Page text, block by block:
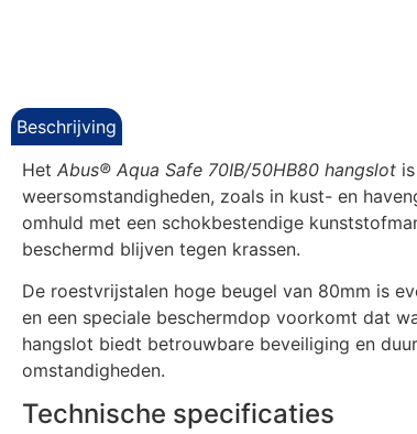
Beschrijving
Het Abus® Aqua Safe 70IB/50HB80 hangslot
weersomstandigheden, zoals in kust- en
omhuld met een schokbestendige
beschermd blijven tegen krassen.
De roestvrijstalen hoge beugel van 80mm is
en een speciale beschermdop voorkomt dat
hangslot biedt betrouwbare beveiliging en
omstandigheden.
Technische specificaties